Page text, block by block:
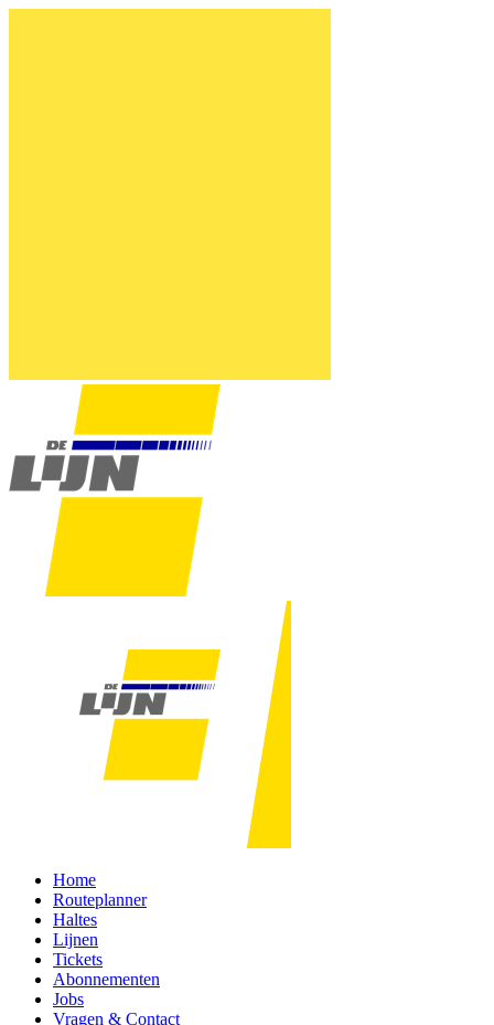
Home
Routeplanner
Haltes
Lijnen
Tickets
Abonnementen
Jobs
Vragen & Contact